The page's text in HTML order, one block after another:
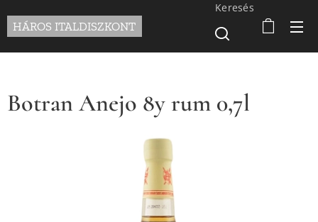
HÁROS ITALDISZKONT
Keresés
Botran Anejo 8y rum 0,7l